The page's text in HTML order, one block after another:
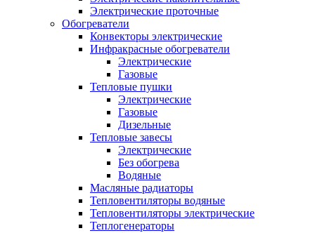
Электрические проточные
Обогреватели
Конвекторы электрические
Инфракрасные обогреватели
Электрические
Газовые
Тепловые пушки
Электрические
Газовые
Дизельные
Тепловые завесы
Электрические
Без обогрева
Водяные
Масляные радиаторы
Тепловентиляторы водяные
Тепловентиляторы электрические
Теплогенераторы